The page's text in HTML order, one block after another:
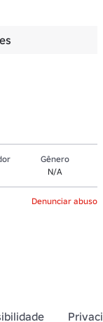
Gênero
N/A
Denunciar abuso